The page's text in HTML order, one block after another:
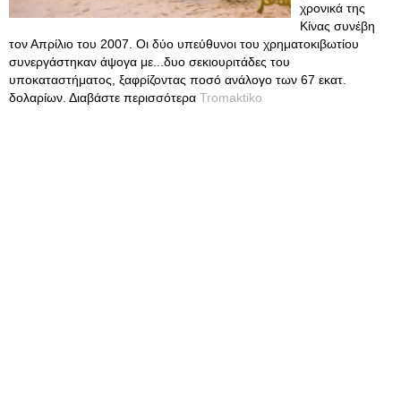
χρονικά της
Κίνας συνέβη
τον Απρίλιο του 2007. Οι δύο υπεύθυνοι του χρηματοκιβωτίου
συνεργάστηκαν άψογα με...δυο σεκιουριτάδες του
υποκαταστήματος, ξαφρίζοντας ποσό ανάλογο των 67 εκατ.
δολαρίων. Διαβάστε περισσότερα Tromaktiko